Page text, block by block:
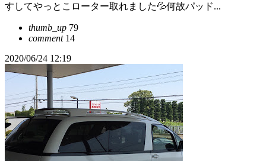
すしてやっとこローター取れました💦何故パッド...
thumb_up 79
comment14
2020/06/24 12:19